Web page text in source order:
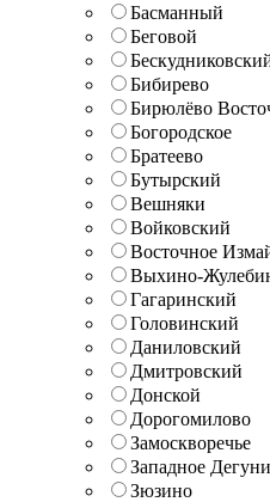
Басманный
Беговой
Бибирево
Бирюлёво
Богородское
Братеево
Бутырский
Вешняки
Войковский
Восточное
Выхино-
Гагаринский
Головинский
Даниловский
Дмитровский
Донской
Дорогомилово
Замоскворечье
Западное
Зюзино